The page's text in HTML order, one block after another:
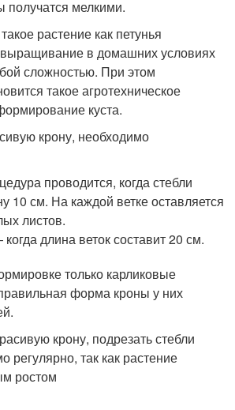
получатся мелкими.
растение как петунья
в домашних условиях
сложностью. При этом
такое агротехническое
куста.
крону, необходимо
проводится, когда стебли
10 см. На каждой ветке оставляется
листов.
длина веток составит 20 см.
только карликовые
форма кроны у них
крону, подрезать стебли
регулярно, так как растение
ростом